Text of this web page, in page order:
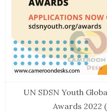
UN SDSN Youth
Awards 2022